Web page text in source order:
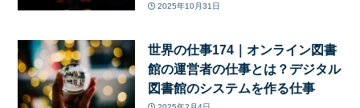
2025年10月31日
世界の仕事174｜オンライン図書
館の運営者の仕事とは？デジタル
図書館のシステムを作る仕事